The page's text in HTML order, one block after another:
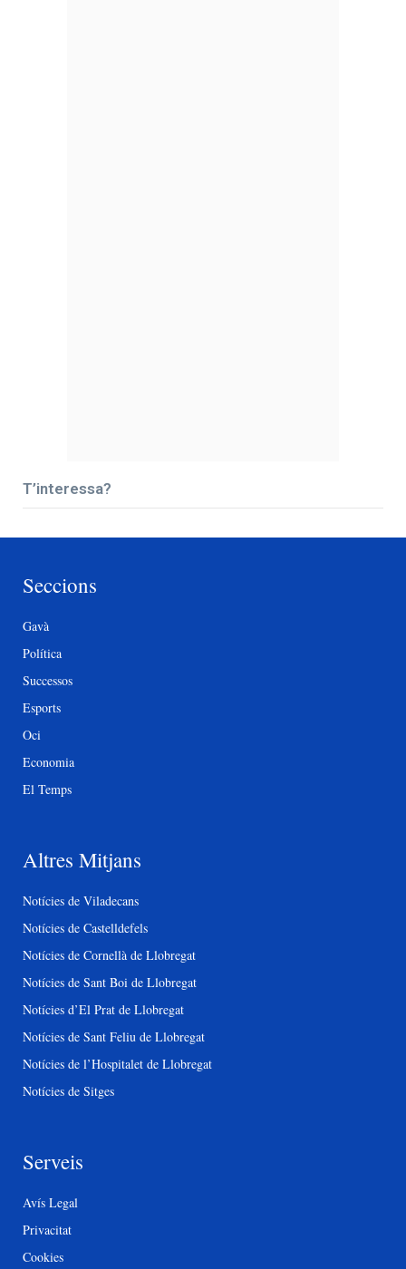
T’interessa?
Seccions
Gavà
Política
Successos
Esports
Oci
Economia
El Temps
Altres Mitjans
Notícies de Viladecans
Notícies de Castelldefels
Notícies de Cornellà de Llobregat
Notícies de Sant Boi de Llobregat
Notícies d’El Prat de Llobregat
Notícies de Sant Feliu de Llobregat
Notícies de l’Hospitalet de Llobregat
Notícies de Sitges
Serveis
Avís Legal
Privacitat
Cookies